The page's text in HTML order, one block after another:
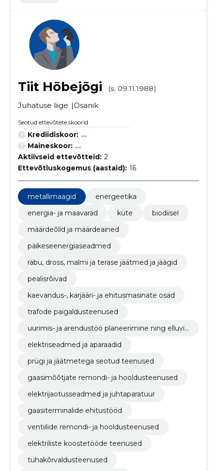
Tiit Hõbejõgi
(s. 09.11.1988)
Juhatuse liige
Osanik
Seotud ettevõtete skoorid
Krediidiskoor: ...
Maineskoor: ...
Aktiivseid ettevõtteid: 2
Ettevõtluskogemus (aastaid): 16
metallimaagid
energeetika
energia- ja maavarad
küte
biodiisel
määrdeõlid ja määrdeained
päikeseenergiaseadmed
räbu, dross, malmi ja terase jäätmed ja jäägid
pealisrõivad
kaevandus-, karjääri- ja ehitusmasinate osad
trafode paigaldusteenused
uurimis- ja arendustöö planeerimine ning elluvii
elektriseadmed ja aparaadid
prügi ja jäätmetega seotud teenused
gaasimõõtjate remondi- ja hooldusteenused
elektrijaotusseadmed ja juhtaparatuur
gaasiterminalide ehitustööd
ventiilide remondi- ja hooldusteenused
elektriliste koostetööde teenused
tuhakõrvaldusteenused